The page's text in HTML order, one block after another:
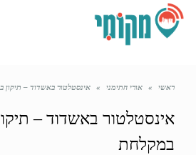
ראשי » אורי התימני » אינסטלטור באשדוד – תיקון
אינסטלטור באשדוד –
במקלחת